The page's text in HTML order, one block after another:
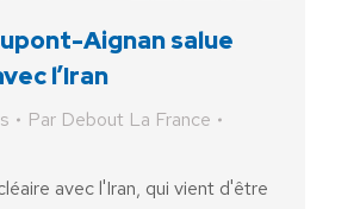
Aignan salue
l’Iran
Par Debout La France
avec l'Iran, qui vient d'être